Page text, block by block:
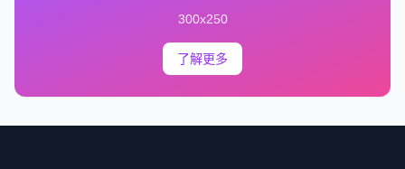
300x250
了解更多